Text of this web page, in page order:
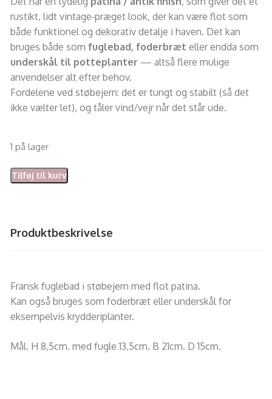
rustikt, lidt vintage‑præget look, der kan være flot som
både funktionel og dekorativ detalje i haven. Det kan
bruges både som fuglebad, foderbræt eller endda som
underskål til potteplanter — altså flere mulige
anvendelser alt efter behov.
Fordelene ved støbejern: det er tungt og stabilt (så det
ikke vælter let), og tåler vind/vejr når det står ude.
1 på lager
Tilføj til kurv
Produktbeskrivelse
Fransk fuglebad i støbejern med flot patina.
Kan også bruges som foderbræt eller underskål for
eksempelvis krydderiplanter.
Mål. H 8,5cm. med fugle 13,5cm. B 21cm. D 15cm.